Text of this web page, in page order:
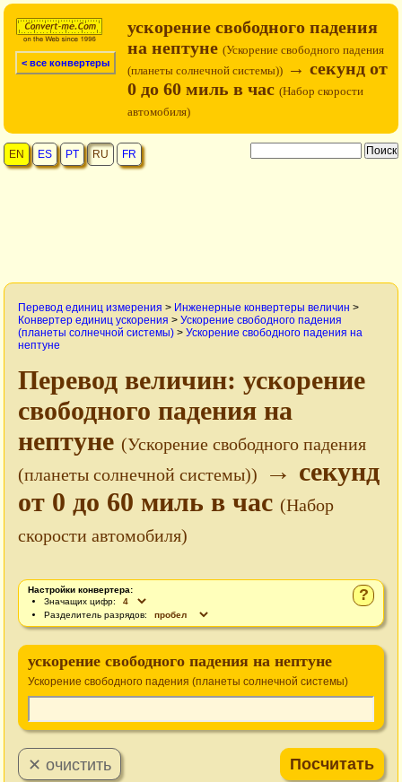
< все конвертеры
ускорение свободного падения
на нептуне (Ускорение свободного падения
(планеты солнечной системы)) → секунд от
0 до 60 миль в час (Набор скорости
автомобиля)
EN ES PT RU FR
Перевод единиц измерения > Инженерные конвертеры величин >
Конвертер единиц ускорения > Ускорение свободного падения
(планеты солнечной системы) > Ускорение свободного падения на
нептуне
Перевод величин: ускорение
свободного падения на
нептуне (Ускорение свободного падения
(планеты солнечной системы))
→ секунд
от 0 до 60 миль в час (Набор
скорости автомобиля)
?
Настройки конвертера:
Значащих цифр:
Разделитель разрядов:
ускорение свободного падения на нептуне
Ускорение свободного падения (планеты солнечной системы)